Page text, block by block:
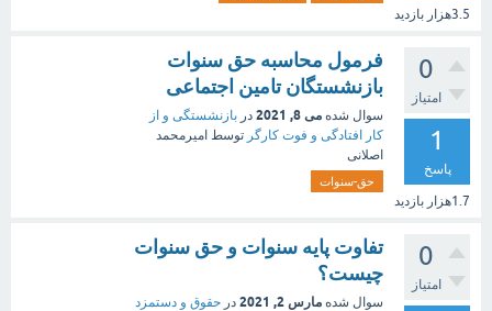
3.5هزار بازدید
0
امتیاز
1
پاسخ
1.7هزار بازدید
فرمول محاسبه حق سنوات
بازنشستگان تامین اجتماعی
سوال شده می 8, 2021 در بازنشستگی و از
کار افتادگی و فوت کارگر توسط امیرمحمد
اصلانی
حق-سنوات
0
امتیاز
تفاوت پایه سنوات و حق سنوات
چیست؟
سوال شده مارس 2, 2021 در حقوق و دستمزد